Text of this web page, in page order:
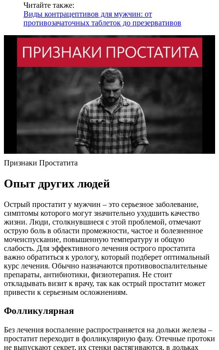
Читайте также:
Виды контрацептивов для мужчин: от
противозачаточных таблеток до презервативов
Признаки Простатита
Опыт других людей
Острый простатит у мужчин – это серьезное заболевание,
симптомы которого могут значительно ухудшить качество
жизни. Люди, столкнувшиеся с этой проблемой, отмечают
острую боль в области промежности, частое и болезненное
мочеиспускание, повышенную температуру и общую
слабость. Для эффективного лечения острого простатита
важно обратиться к урологу, который подберет оптимальный
курс лечения. Обычно назначаются противовоспалительные
препараты, антибиотики, физиотерапия. Не стоит
откладывать визит к врачу, так как острый простатит может
привести к серьезным осложнениям.
Фолликулярная
Без лечения воспаление распространяется на дольки железы –
простатит переходит в фолликулярную фазу. Отечные протоки
не выпускают секрет, их стенки растягиваются, в дольках